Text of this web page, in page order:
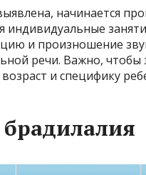
начинается
индивидуальные
и произношение
речи. Важно, чтобы
и специфику